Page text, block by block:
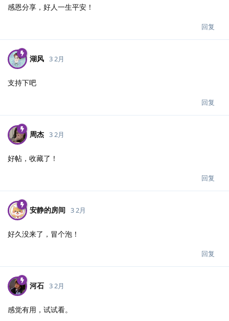
感恩分享，好人一生平安！
回复
湖风 3 2月
支持下吧
回复
周杰 3 2月
好帖，收藏了！
回复
安静的房间 3 2月
好久没来了，冒个泡！
回复
河石 3 2月
感觉有用，试试看。